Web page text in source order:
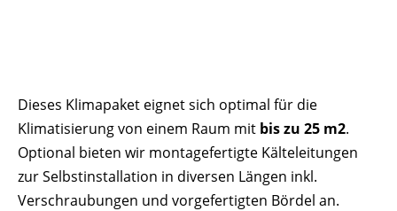
Dieses Klimapaket eignet sich optimal für die
Klimatisierung von einem Raum mit bis zu 25 m2.
Optional bieten wir montagefertigte Kälteleitungen
zur Selbstinstallation in diversen Längen inkl.
Verschraubungen und vorgefertigten Bördel an.